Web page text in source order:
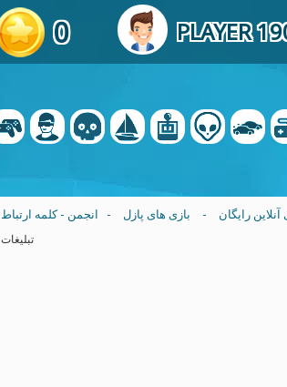
0 PLAYER
رایگان - بازی های پازل - انجمن - کلمه ارتباط
تبلیغات